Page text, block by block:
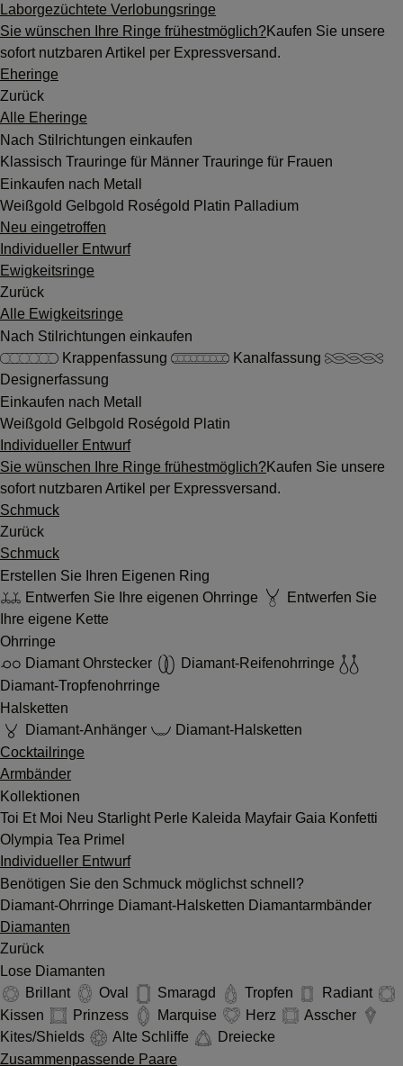
Laborgezüchtete Verlobungsringe
Sie wünschen Ihre Ringe frühestmöglich?Kaufen Sie unsere
sofort nutzbaren Artikel per Expressversand.
Eheringe
Zurück
Alle Eheringe
Nach Stilrichtungen einkaufen
Klassisch Trauringe für Männer Trauringe für Frauen
Einkaufen nach Metall
Weißgold Gelbgold Roségold Platin Palladium
Neu eingetroffen
Individueller Entwurf
Ewigkeitsringe
Zurück
Alle Ewigkeitsringe
Nach Stilrichtungen einkaufen
Krappenfassung
Kanalfassung
Designerfassung
Einkaufen nach Metall
Weißgold Gelbgold Roségold Platin
Individueller Entwurf
Sie wünschen Ihre Ringe frühestmöglich?Kaufen Sie unsere
sofort nutzbaren Artikel per Expressversand.
Schmuck
Zurück
Schmuck
Erstellen Sie Ihren Eigenen Ring
Entwerfen Sie Ihre eigenen Ohrringe
Entwerfen Sie
Ihre eigene Kette
Ohrringe
Diamant Ohrstecker
Diamant-Reifenohrringe
Diamant-Tropfenohrringe
Halsketten
Diamant-Anhänger
Diamant-Halsketten
Cocktailringe
Armbänder
Kollektionen
Toi Et Moi Neu Starlight Perle Kaleida Mayfair Gaia Konfetti
Olympia Tea Primel
Individueller Entwurf
Benötigen Sie den Schmuck möglichst schnell?
Diamant-Ohrringe Diamant-Halsketten Diamantarmbänder
Diamanten
Zurück
Lose Diamanten
Brillant
Oval Smaragd Tropfen
Radiant
Kissen
Prinzess Marquise Herz
Asscher
Kites/Shields
Alte Schliffe
Dreiecke
Zusammenpassende Paare